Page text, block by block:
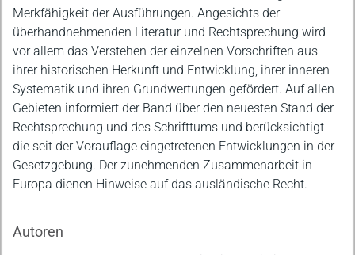
Merkfähigkeit der Ausführungen. Angesichts der
überhandnehmenden Literatur und Rechtsprechung wird
vor allem das Verstehen der einzelnen Vorschriften aus
ihrer historischen Herkunft und Entwicklung, ihrer inneren
Systematik und ihren Grundwertungen gefördert. Auf allen
Gebieten informiert der Band über den neuesten Stand der
Rechtsprechung und des Schrifttums und berücksichtigt
die seit der Vorauflage eingetretenen Entwicklungen in der
Gesetzgebung. Der zunehmenden Zusammenarbeit in
Europa dienen Hinweise auf das ausländische Recht.
Autoren